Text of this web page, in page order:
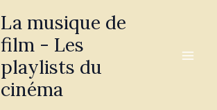
La musique de
film - Les
playlists du
cinéma